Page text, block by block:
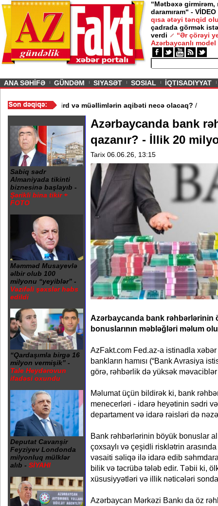
“Mətbəxə girmirəm,
daramıram“ - VİDEO
qısa ətəyi tənqid
çadrada görmək
verdi
“Ər çörəyi
Azərbaycanlı model
ANA SƏHİFƏ GÜNDƏM SIYASƏT SOSIAL İQTISADIYYAT
3 məktəb bağlandı - Şagird və müəllimlərin aqibəti necə
Sabiq sədr
Almaniyada tikinti
biznesinə başlayıb -
Şərikli bina tikir +
FOTO
Məmməd Musayevlə
əlbir olub 100
milyonu “yeyiblər” -
Vəzifəli şəxslər həbs
edildi
“Qardaşımla birgə 16
milyon vermişik” -
Tale Heydərovun
ifadəsi oxundu
Deputat Cavanşir
Feyziyev Londonda
milyonluq mülklər
alıb - SİYAHI
Azərbaycanda bank
qazanır? - İllik 20
Tarix 06.06.26, 13:15
Azərbaycanda bank rəhbərlərinin
bonuslarının məbləğləri məlum
AzFakt.com Fed.az-a istinadla
bankların hamısı (“Bank Avrasiya
görə, rəhbərlik də yüksək məvaciblər
Məlumat üçün bildirək ki, bank
menecerləri - idarə heyətinin sədri
departament və idarə rəisləri də
Bank rəhbərlərinin böyük bonuslar
çoxsaylı və çeşidli risklətrin
vəsaiti səliqə ilə idarə edib
bilik və təcrübə tələb edir. Təbii ki,
xüsusiyyətləri və illik nəticələri
Azərbaycan Mərkəzi Bankı da öz